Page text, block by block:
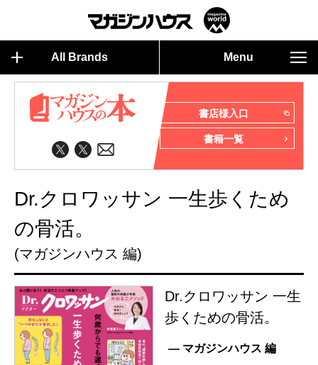
All Brands Menu
書店様入口
書籍一覧
Dr.クロワッサン 一生歩くため
の骨活。
(マガジンハウス 編)
Dr.クロワッサン 一生
歩くための骨活。
— マガジンハウス 編